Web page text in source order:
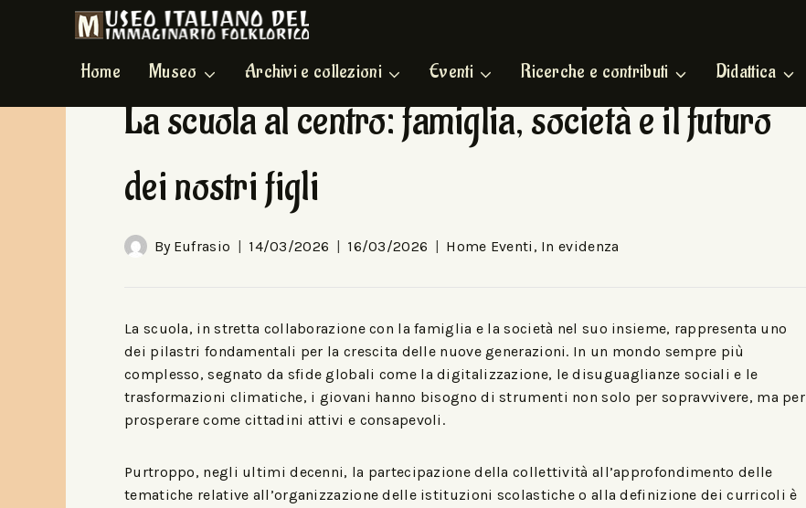
Home Museo Archivi e collezioni Eventi Ricerche e contributi Didattica
HOME EVENTI|IN EVIDENZA
La scuola al centro: famiglia, società e il futuro
dei nostri figli
By Eufrasio 14/03/2026 16/03/2026 Home Eventi , In evidenza
La scuola, in stretta collaborazione con la famiglia e la società nel suo insieme, rappresenta uno
dei pilastri fondamentali per la crescita delle nuove generazioni. In un mondo sempre più
complesso, segnato da sfide globali come la digitalizzazione, le disuguaglianze sociali e le
trasformazioni climatiche, i giovani hanno bisogno di strumenti non solo per sopravvivere, ma per
prosperare come cittadini attivi e consapevoli.
Purtroppo, negli ultimi decenni, la partecipazione della collettività all’approfondimento delle
tematiche relative all’organizzazione delle istituzioni scolastiche o alla definizione dei curricoli è